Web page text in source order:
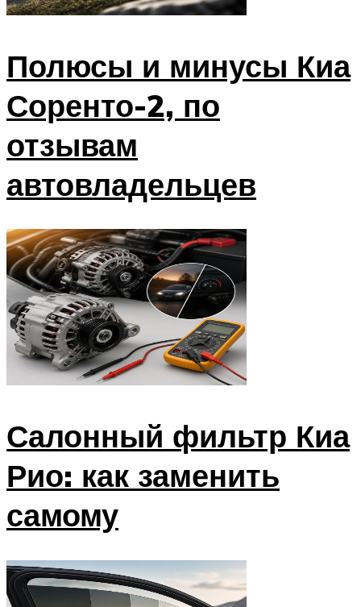
Полюсы и минусы Киа
Соренто-2, по
отзывам
автовладельцев
Салонный фильтр Киа
Рио: как заменить
самому